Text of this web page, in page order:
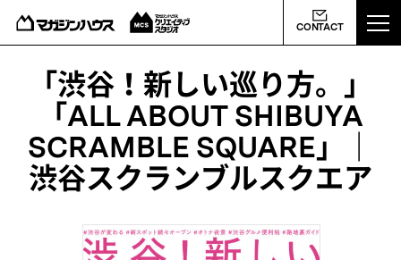
CONTACT
ABOUT US
MCS NEWS
WORKS
PROFILE
CONTACT
「渋谷！新しい巡り方。」
「ALL ABOUT SHIBUYA
SCRAMBLE SQUARE」｜
渋谷スクランブルスクエア